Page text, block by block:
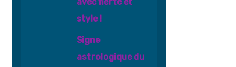
avec fierté et
style !
Signe
astrologique du